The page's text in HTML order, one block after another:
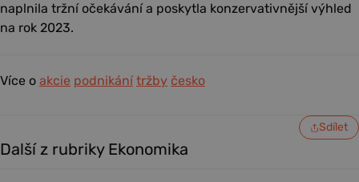
naplnila tržní očekávání a poskytla konzervativnější výhled
na rok 2023.
Více o akcie podnikání tržby česko
Sdílet
Další z rubriky Ekonomika